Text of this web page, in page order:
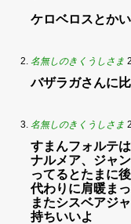
ケロベロスとか
名無しのきくうしさま
バザラガさんに
名無しのきくうしさま
すまんフォルテ
ナルメア、ジャ
ってるとたまに
代わりに肩暖ま
またシスベアジ
持ちいいよ